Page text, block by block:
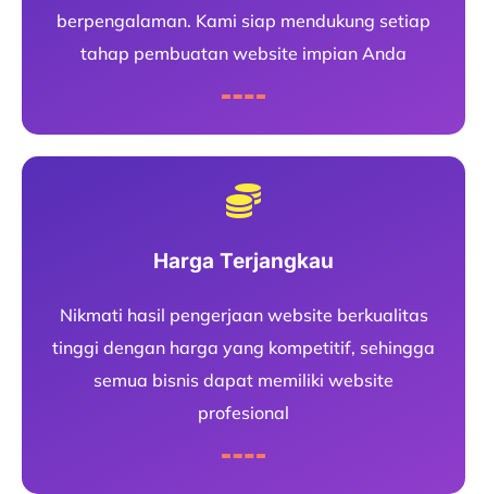
berpengalaman. Kami siap mendukung setiap
tahap pembuatan website impian Anda
Harga Terjangkau
Nikmati hasil pengerjaan website berkualitas
tinggi dengan harga yang kompetitif, sehingga
semua bisnis dapat memiliki website
profesional